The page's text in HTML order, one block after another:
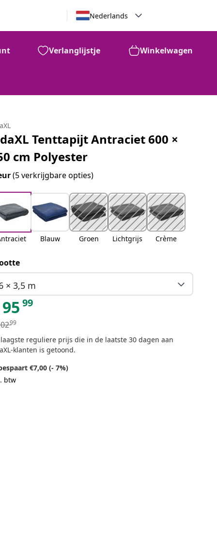
Nederlands
Verlanglijstje Winkelwagen
Tenttapijt Antraciet 600 ×
cm Polyester
(5 verkrijgbare opties)
Blauw Groen Lichtgrijs Crème
× 3,5 m
95 99
99
laagste reguliere prijs die in de laatste 30 dagen aan
klanten is getoond.
€7,00 (- 7%)
btw